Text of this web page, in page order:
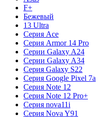
F+
Бежевый
13 Ultra
Серия Ace
Серия Armor 14 Pro
Серии Galaxy A24
Серии Galaxy A34
Серия Galaxy S22
Серия Google Pixel 7a
Серия Note 12
Серия Note 12 Pro+
Серия nova11i
Серия Nova Y91